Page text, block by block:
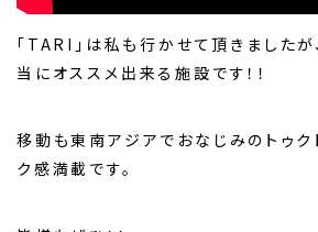
「TARI」は私も行かせて頂きましたが
当にオススメ出来る施設です！！
移動も東南アジアでおなじみのトゥク
ク感満載です。